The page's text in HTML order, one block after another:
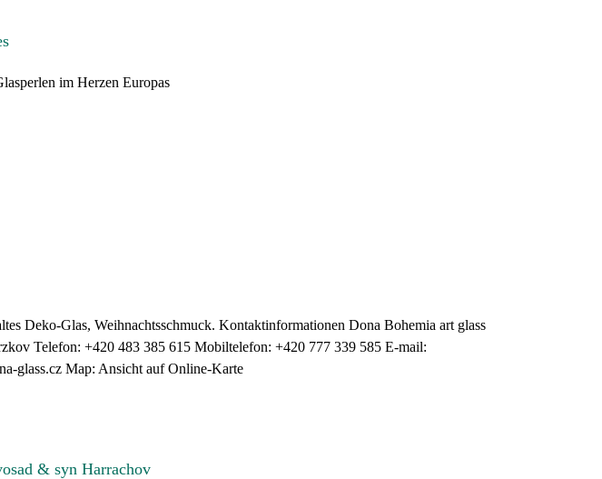
im Herzen Europas
Deko-Glas, Weihnachtsschmuck. Kontaktinformationen Dona Bohemia art glass
Telefon: +420 483 385 615 Mobiltelefon: +420 777 339 585 E-mail:
glass.cz Map: Ansicht auf Online-Karte
& syn Harrachov